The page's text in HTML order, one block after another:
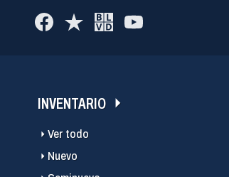
INVENTARIO
Ver todo
Nuevo